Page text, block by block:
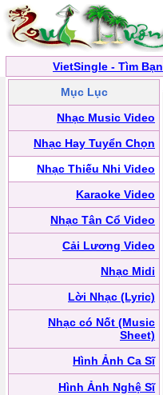
VietSingle - Tìm Bạn
Mục Lục
Nhạc Music Video
Nhạc Hay Tuyển Chọn
Nhạc Thiếu Nhi Video
Karaoke Video
Nhạc Tân Cổ Video
Cải Lương Video
Nhạc Midi
Lời Nhạc (Lyric)
Nhạc có Nốt (Music
Sheet)
Hình Ảnh Ca Sĩ
Hình Ảnh Nghệ Sĩ